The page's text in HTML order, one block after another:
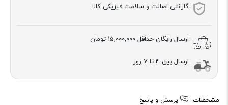
گارانتی اصالت و سلامت فیزیکی کالا
ارسال رایگان حداقل 15,000,000 تومان
ارسال بین 4 تا 7 روز
مشخصات پرسش و پاسخ